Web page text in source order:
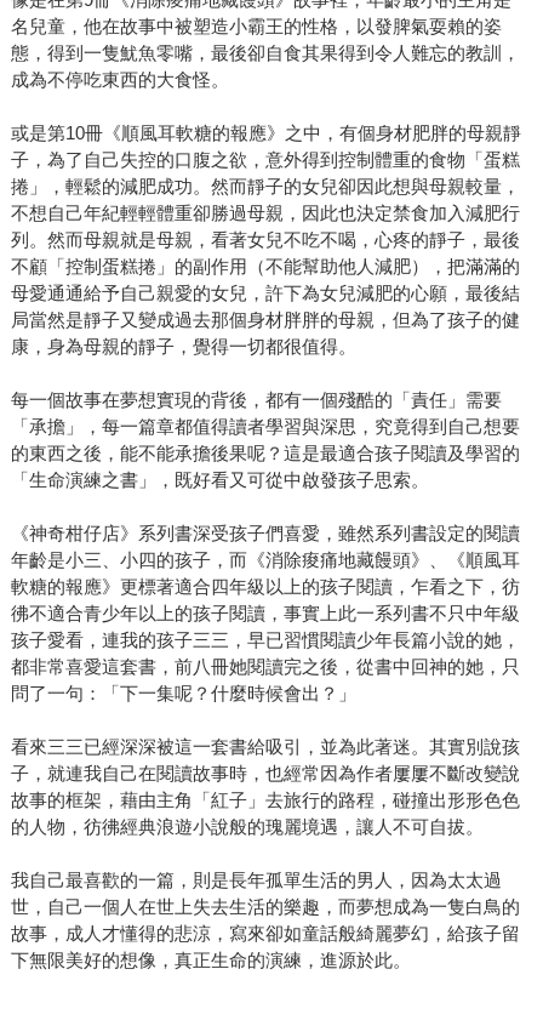
名兒童，他在故事中被塑造小霸王的性格，以發脾氣耍賴的姿
態，得到一隻魷魚零嘴，最後卻自食其果得到令人難忘的教訓，
成為不停吃東西的大食怪。
或是第10冊《順風耳軟糖的報應》之中，有個身材肥胖的母親靜
子，為了自己失控的口腹之欲，意外得到控制體重的食物「蛋糕
捲」，輕鬆的減肥成功。然而靜子的女兒卻因此想與母親較量，
不想自己年紀輕輕體重卻勝過母親，因此也決定禁食加入減肥行
列。然而母親就是母親，看著女兒不吃不喝，心疼的靜子，最後
不顧「控制蛋糕捲」的副作用（不能幫助他人減肥），把滿滿的
母愛通通給予自己親愛的女兒，許下為女兒減肥的心願，最後結
局當然是靜子又變成過去那個身材胖胖的母親，但為了孩子的健
康，身為母親的靜子，覺得一切都很值得。
每一個故事在夢想實現的背後，都有一個殘酷的「責任」需要
「承擔」，每一篇章都值得讀者學習與深思，究竟得到自己想要
的東西之後，能不能承擔後果呢？這是最適合孩子閱讀及學習的
「生命演練之書」，既好看又可從中啟發孩子思索。
《神奇柑仔店》系列書深受孩子們喜愛，雖然系列書設定的閱讀
年齡是小三、小四的孩子，而《消除痠痛地藏饅頭》、《順風耳
軟糖的報應》更標著適合四年級以上的孩子閱讀，乍看之下，彷
彿不適合青少年以上的孩子閱讀，事實上此一系列書不只中年級
孩子愛看，連我的孩子三三，早已習慣閱讀少年長篇小說的她，
都非常喜愛這套書，前八冊她閱讀完之後，從書中回神的她，只
問了一句：「下一集呢？什麼時候會出？」
看來三三已經深深被這一套書給吸引，並為此著迷。其實別說孩
子，就連我自己在閱讀故事時，也經常因為作者屢屢不斷改變說
故事的框架，藉由主角「紅子」去旅行的路程，碰撞出形形色色
的人物，彷彿經典浪遊小說般的瑰麗境遇，讓人不可自拔。
我自己最喜歡的一篇，則是長年孤單生活的男人，因為太太過
世，自己一個人在世上失去生活的樂趣，而夢想成為一隻白鳥的
故事，成人才懂得的悲涼，寫來卻如童話般綺麗夢幻，給孩子留
下無限美好的想像，真正生命的演練，進源於此。